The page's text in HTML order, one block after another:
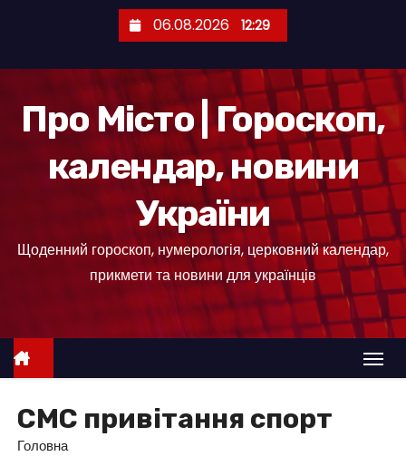
е
06.08.2026 12:29
Про Місто | Гороскоп,
календар, новини
України
Щоденний гороскоп, нумерологія, церковний календар,
прикмети та новини для українців
СМС привітання спорт
Головна